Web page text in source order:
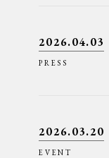
2026.04.03
PRESS
2026.03.20
EVENT